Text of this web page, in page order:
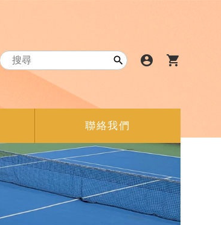
 account_circle shopping_cart
聯絡我們